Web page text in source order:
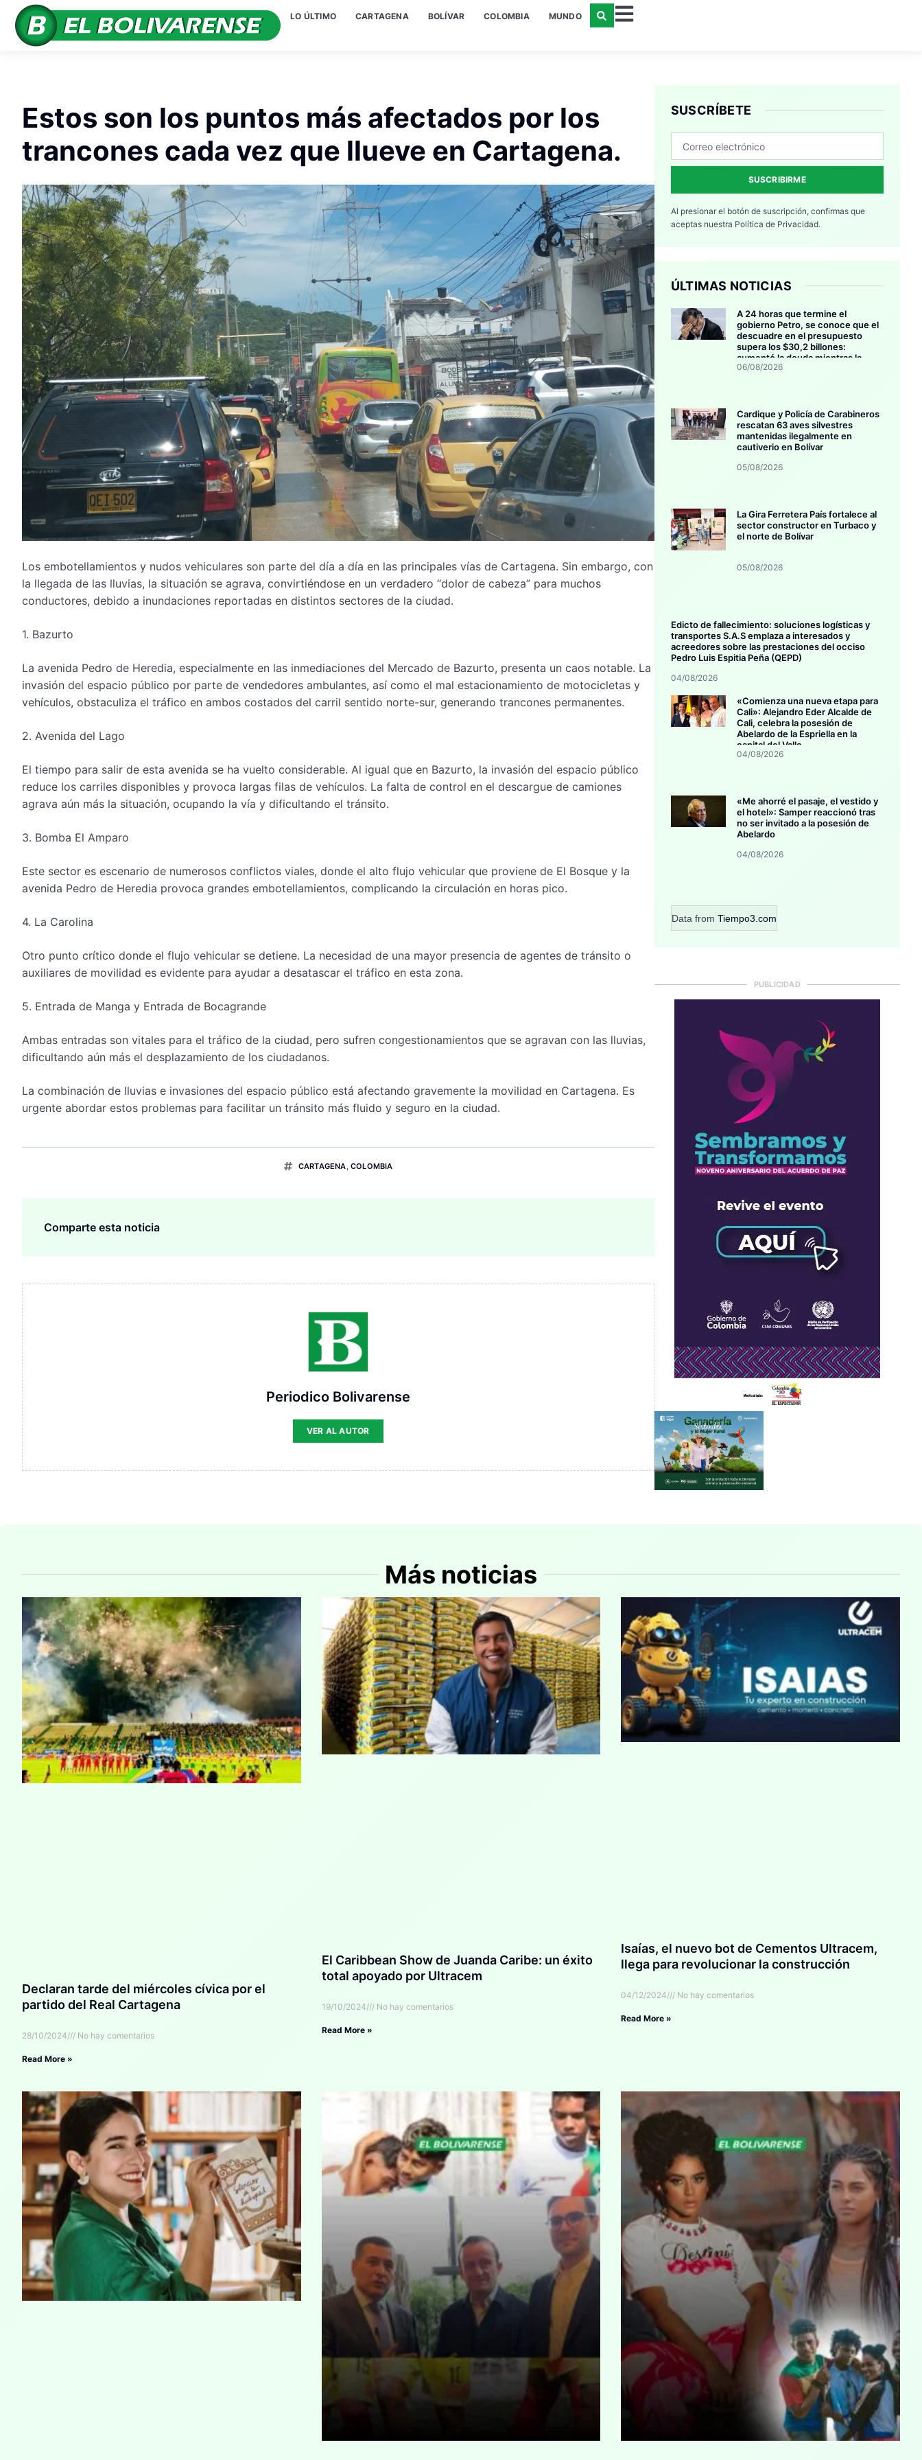
LO ÚLTIMO CARTAGENA BOLÍVAR COLOMBIA MUNDO
Estos son los puntos más afectados por los
trancones cada vez que llueve en Cartagena.
Los embotellamientos y nudos vehiculares son parte del día a día en las principales vías de Cartagena. Sin embargo, con
la llegada de las lluvias, la situación se agrava, convirtiéndose en un verdadero “dolor de cabeza” para muchos
conductores, debido a inundaciones reportadas en distintos sectores de la ciudad.
1. Bazurto
La avenida Pedro de Heredia, especialmente en las inmediaciones del Mercado de Bazurto, presenta un caos notable. La
invasión del espacio público por parte de vendedores ambulantes, así como el mal estacionamiento de motocicletas y
vehículos, obstaculiza el tráfico en ambos costados del carril sentido norte-sur, generando trancones permanentes.
2. Avenida del Lago
El tiempo para salir de esta avenida se ha vuelto considerable. Al igual que en Bazurto, la invasión del espacio público
reduce los carriles disponibles y provoca largas filas de vehículos. La falta de control en el descargue de camiones
agrava aún más la situación, ocupando la vía y dificultando el tránsito.
3. Bomba El Amparo
Este sector es escenario de numerosos conflictos viales, donde el alto flujo vehicular que proviene de El Bosque y la
avenida Pedro de Heredia provoca grandes embotellamientos, complicando la circulación en horas pico.
4. La Carolina
Otro punto crítico donde el flujo vehicular se detiene. La necesidad de una mayor presencia de agentes de tránsito o
auxiliares de movilidad es evidente para ayudar a desatascar el tráfico en esta zona.
5. Entrada de Manga y Entrada de Bocagrande
Ambas entradas son vitales para el tráfico de la ciudad, pero sufren congestionamientos que se agravan con las lluvias,
dificultando aún más el desplazamiento de los ciudadanos.
La combinación de lluvias e invasiones del espacio público está afectando gravemente la movilidad en Cartagena. Es
urgente abordar estos problemas para facilitar un tránsito más fluido y seguro en la ciudad.
CARTAGENA,COLOMBIA
Comparte esta noticia
Periodico Bolivarense
VER AL AUTOR
SUSCRÍBETE
SUSCRIBIRME
Al presionar el botón de suscripción, confirmas que
aceptas nuestra Política de Privacidad.
ÚLTIMAS NOTICIAS
A 24 horas que termine el
gobierno Petro, se conoce que el
descuadre en el presupuesto
supera los $30,2 billones:
aumentó la deuda mientras la
inversión se estanca
06/08/2026
Cardique y Policía de Carabineros
rescatan 63 aves silvestres
mantenidas ilegalmente en
cautiverio en Bolívar
05/08/2026
La Gira Ferretera País fortalece al
sector constructor en Turbaco y
el norte de Bolívar
05/08/2026
Edicto de fallecimiento: soluciones logísticas y
transportes S.A.S emplaza a interesados y
acreedores sobre las prestaciones del occiso
Pedro Luis Espitia Peña (QEPD)
04/08/2026
«Comienza una nueva etapa para
Cali»: Alejandro Eder Alcalde de
Cali, celebra la posesión de
Abelardo de la Espriella en la
capital del Valle
04/08/2026
«Me ahorré el pasaje, el vestido y
el hotel»: Samper reaccionó tras
no ser invitado a la posesión de
Abelardo
04/08/2026
Data from Tiempo3.com
PUBLICIDAD
Más noticias
Declaran tarde del miércoles cívica por el
partido del Real Cartagena
28/10/2024 No hay comentarios
Read More »
El Caribbean Show de Juanda Caribe: un éxito
total apoyado por Ultracem
19/10/2024 No hay comentarios
Read More »
Isaías, el nuevo bot de Cementos Ultracem,
llega para revolucionar la construcción
04/12/2024 No hay comentarios
Read More »